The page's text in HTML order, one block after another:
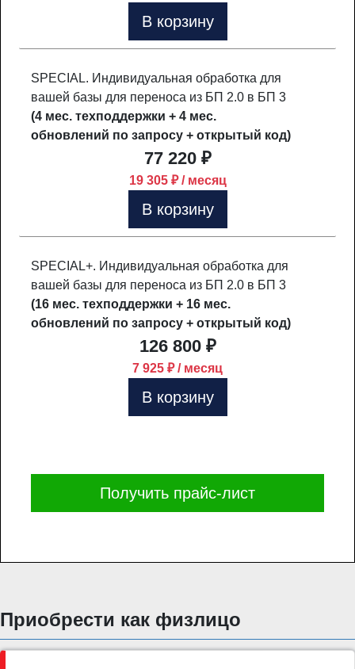
В корзину
SPECIAL. Индивидуальная обработка для
вашей базы для переноса из БП 2.0 в БП 3
(4 мес. техподдержки + 4 мес.
обновлений по запросу + открытый код)
77 220 ₽
19 305 ₽ / месяц
В корзину
SPECIAL+. Индивидуальная обработка для
вашей базы для переноса из БП 2.0 в БП 3
(16 мес. техподдержки + 16 мес.
обновлений по запросу + открытый код)
126 800 ₽
7 925 ₽ / месяц
В корзину
Получить прайс-лист
Приобрести как физлицо